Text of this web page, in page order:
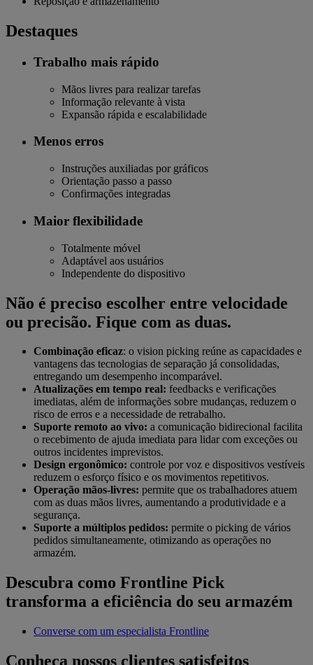
Destaques
Trabalho mais rápido
Mãos livres para realizar tarefas
Informação relevante à vista
Expansão rápida e escalabilidade
Menos erros
Instruções auxiliadas por gráficos
Orientação passo a passo
Confirmações integradas
Maior flexibilidade
Totalmente móvel
Adaptável aos usuários
Independente do dispositivo
Não é preciso escolher entre velocidade
ou precisão. Fique com as duas.
Combinação eficaz: o vision picking reúne as capacidades e
vantagens das tecnologias de separação já consolidadas,
entregando um desempenho incomparável.
Atualizações em tempo real: feedbacks e verificações
imediatas, além de informações sobre mudanças, reduzem o
risco de erros e a necessidade de retrabalho.
Suporte remoto ao vivo: a comunicação bidirecional facilita
o recebimento de ajuda imediata para lidar com exceções ou
outros incidentes imprevistos.
Design ergonômico: controle por voz e dispositivos vestíveis
reduzem o esforço físico e os movimentos repetitivos.
Operação mãos-livres: permite que os trabalhadores atuem
com as duas mãos livres, aumentando a produtividade e a
segurança.
Suporte a múltiplos pedidos: permite o picking de vários
pedidos simultaneamente, otimizando as operações no
armazém.
Descubra como Frontline Pick
transforma a eficiência do seu armazém
Converse com um especialista Frontline
Conheça nossos clientes satisfeitos